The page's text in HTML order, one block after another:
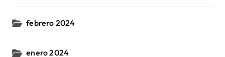
febrero 2024
enero 2024